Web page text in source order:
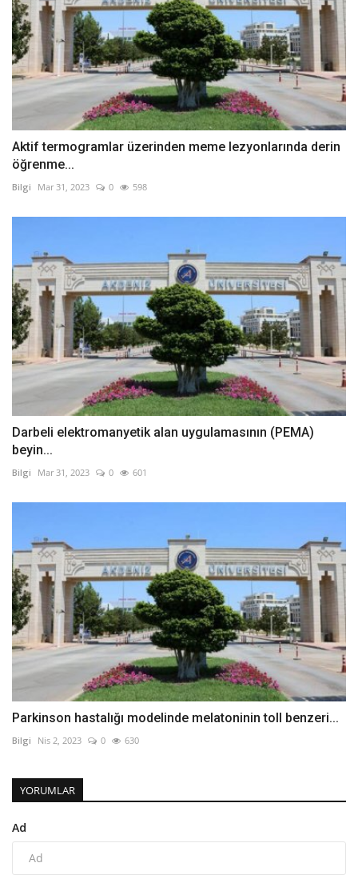
Aktif termogramlar üzerinden meme lezyonlarında derin
öğrenme...
Bilgi Mar 31, 2023 0 598
Darbeli elektromanyetik alan uygulamasının (PEMA)
beyin...
Bilgi Mar 31, 2023 0 601
Parkinson hastalığı modelinde melatoninin toll benzeri...
Bilgi Nis 2, 2023 0 630
YORUMLAR
Ad